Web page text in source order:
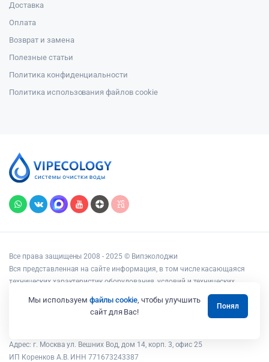
Доставка
Оплата
Возврат и замена
Полезные статьи
Политика конфиденциальности
Политика использования файлов cookie
Все права защищены 2008 - 2025 © Випэколоджи
Вся представленная на сайте информация, в том числе касающаяся
технических характеристик оборудования, условий и технических
возможностей подключения, наличия на складе, стоимости товаров и
услуг, носит информационный характер и ни при каких условиях не
является публичной офертой, определяемой положениями статьи 437
Адрес: г. Москва ул. Вешних Вод, дом 14, корп. 3, офис 25
ИП Коренков А.В. ИНН 771673243387
Мы используем файлы cookie, чтобы улучшить
сайт для Вас!
Понял